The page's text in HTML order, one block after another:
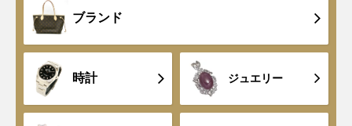
ブランド
時計 ジュエリー